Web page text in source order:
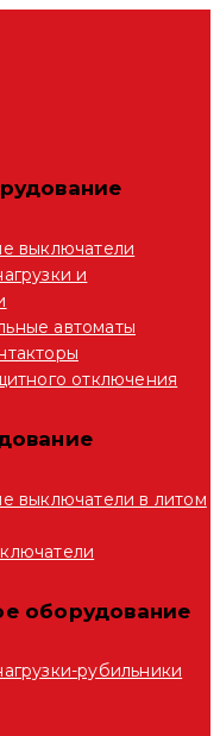
выключатели
и
автоматы
отключения
выключатели в литом
оборудование
рубильники